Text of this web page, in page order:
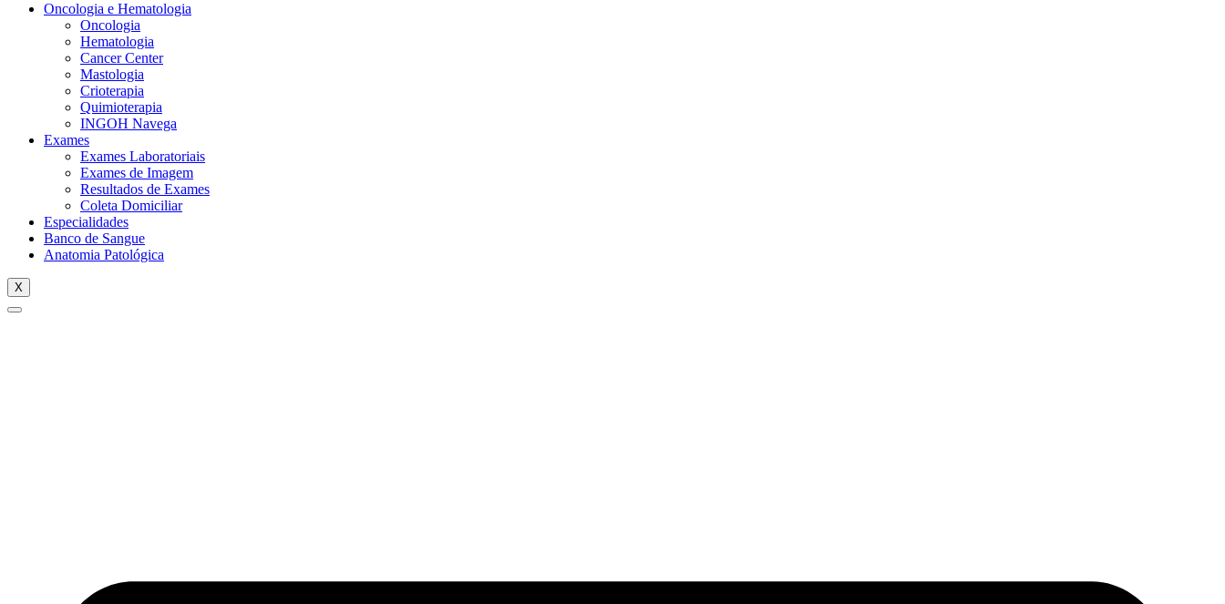
Oncologia e Hematologia
Oncologia
Hematologia
Cancer Center
Mastologia
Crioterapia
Quimioterapia
INGOH Navega
Exames
Exames Laboratoriais
Exames de Imagem
Resultados de Exames
Coleta Domiciliar
Especialidades
Banco de Sangue
Anatomia Patológica
X